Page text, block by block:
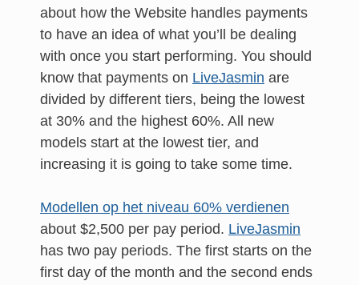
about how the Website handles payments
to have an idea of what you’ll be dealing
with once you start performing. You should
know that payments on LiveJasmin are
divided by different tiers, being the lowest
at 30% and the highest 60%. All new
models start at the lowest tier, and
increasing it is going to take some time.
Modellen op het niveau 60% verdienen
about $2,500 per pay period. LiveJasmin
has two pay periods. The first starts on the
first day of the month and the second ends